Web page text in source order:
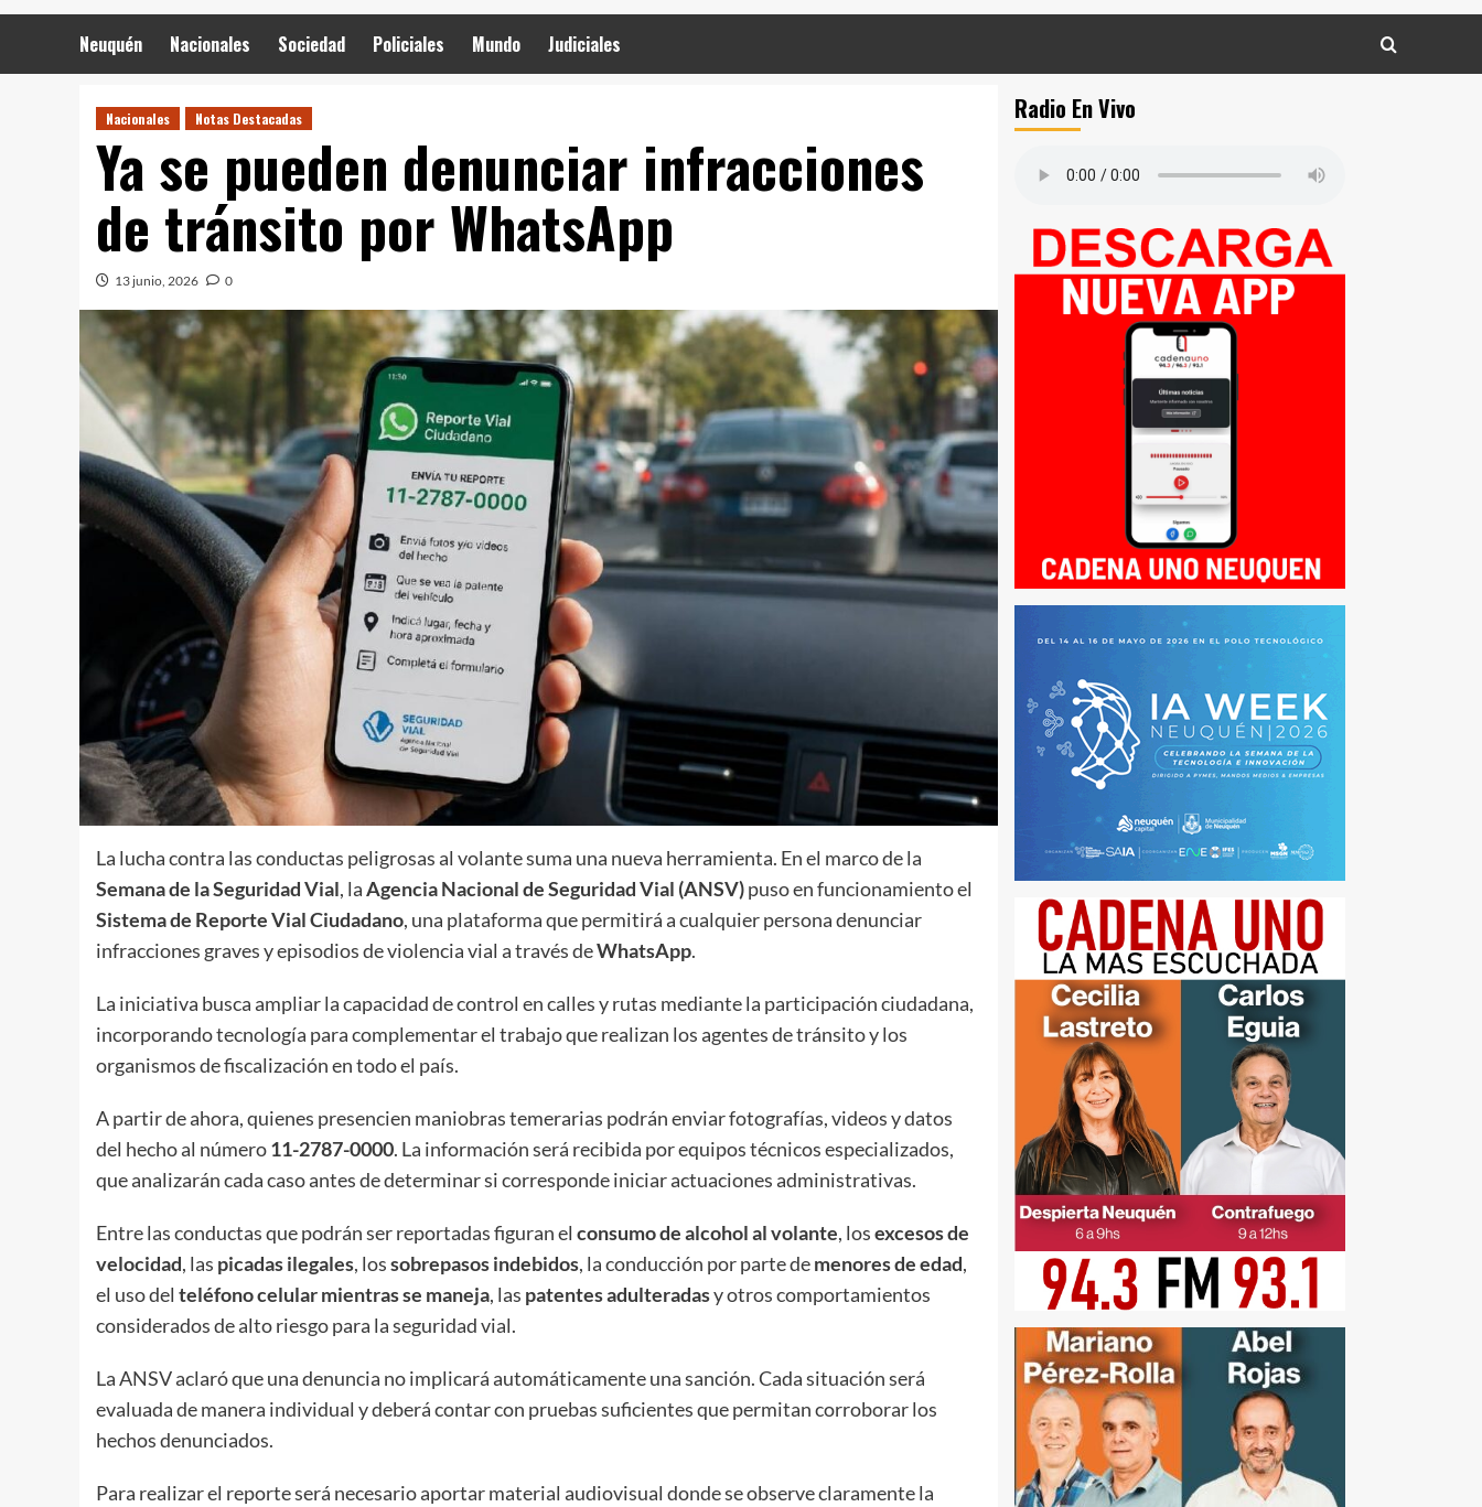
Neuquén Nacionales Sociedad Policiales Mundo Judiciales
Nacionales Notas Destacadas
Ya se pueden denunciar infracciones
de tránsito por WhatsApp
13 junio, 2026 0
La lucha contra las conductas peligrosas al volante suma una nueva herramienta. En el marco de la
Semana de la Seguridad Vial, laAgencia Nacional de Seguridad Vial (ANSV)puso en funcionamiento el
Sistema de Reporte Vial Ciudadano, una plataforma que permitirá a cualquier persona denunciar
infracciones graves y episodios de violencia vial a través deWhatsApp.
La iniciativa busca ampliar la capacidad de control en calles y rutas mediante la participación ciudadana,
incorporando tecnología para complementar el trabajo que realizan los agentes de tránsito y los
organismos de fiscalización en todo el país.
A partir de ahora, quienes presencien maniobras temerarias podrán enviar fotografías, videos y datos
del hecho al número11-2787-0000. La información será recibida por equipos técnicos especializados,
que analizarán cada caso antes de determinar si corresponde iniciar actuaciones administrativas.
Entre las conductas que podrán ser reportadas figuran el consumo de alcohol al volante, losexcesos de
velocidad, las picadas ilegales, lossobrepasos indebidos, la conducción por parte demenores de edad,
el uso del teléfono celular mientras se maneja, las patentes adulteradasy otros comportamientos
considerados de alto riesgo para la seguridad vial.
La ANSV aclaró que una denuncia no implicará automáticamente una sanción. Cada situación será
evaluada de manera individual y deberá contar con pruebas suficientes que permitan corroborar los
hechos denunciados.
Para realizar el reporte será necesario aportar material audiovisual donde se observe claramente la
Radio En Vivo